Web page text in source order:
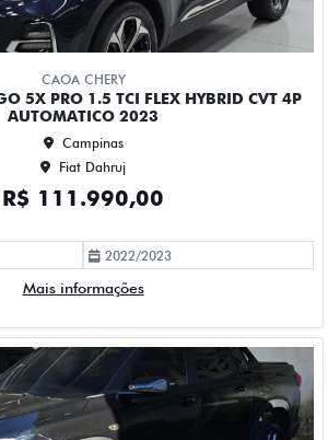
1.2 TURBO FLEX PREMIER
AUTOMATICO 4P 2023
Campinas
Fiat Dahruj
R$ 109.990,00
2023/2023
Mais informações